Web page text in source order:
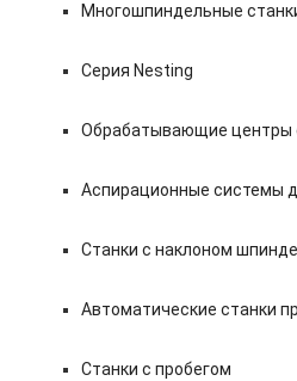
Многошпиндельные
Серия Nesting
Обрабатывающие центры
Аспирационные системы
Станки с наклоном
Автоматические станки
Станки с пробегом